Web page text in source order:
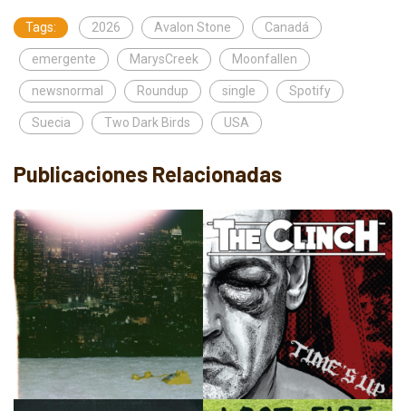
Tags: 2026 Avalon Stone Canadá
emergente MarysCreek Moonfallen
newsnormal Roundup single Spotify
Suecia Two Dark Birds USA
Publicaciones Relacionadas